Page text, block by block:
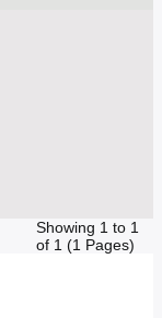
Showing 1 to 1
of 1 (1 Pages)